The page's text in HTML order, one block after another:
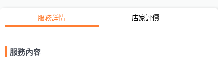
服務詳情 店家評價
服務內容